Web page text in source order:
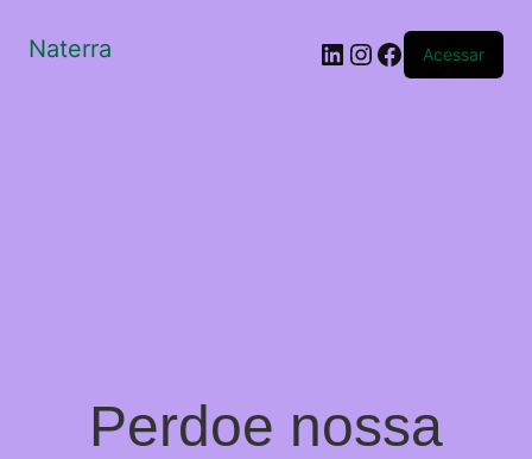
Naterra LinkedIn
Instagram
Facebook
Acessar
Perdoe nossa